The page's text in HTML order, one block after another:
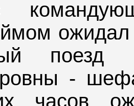
поезд
-
часов